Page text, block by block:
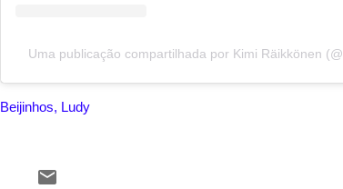
Uma publicação compartilhada por Kimi Räikkönen
Beijinhos, Ludy